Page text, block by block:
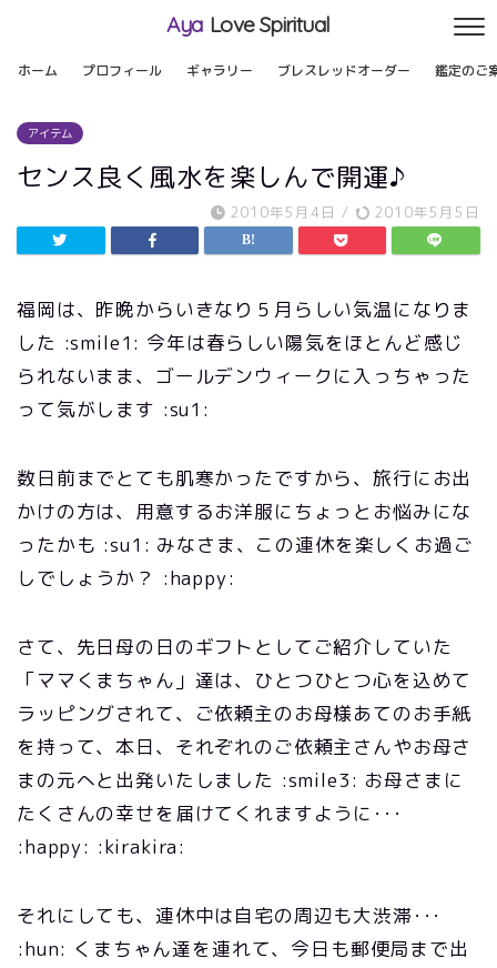
Aya Love Spiritual
ホーム プロフィール ギャラリー ブレスレッドオーダー 鑑定のご
アイテム
センス良く風水を楽しんで開運♪
2010年5月4日 / 2010年5月5日
福岡は、昨晩からいきなり５月らしい気温になりま
した :smile1: 今年は春らしい陽気をほとんど感じ
られないまま、ゴールデンウィークに入っちゃった
って気がします :su1:
数日前までとても肌寒かったですから、旅行にお出
かけの方は、用意するお洋服にちょっとお悩みにな
ったかも :su1: みなさま、この連休を楽しくお過ご
しでしょうか？ :happy:
さて、先日母の日のギフトとしてご紹介していた
「ママくまちゃん」達は、ひとつひとつ心を込めて
ラッピングされて、ご依頼主のお母様あてのお手紙
を持って、本日、それぞれのご依頼主さんやお母さ
まの元へと出発いたしました :smile3: お母さまに
たくさんの幸せを届けてくれますように･･･
:happy: :kirakira:
それにしても、連休中は自宅の周辺も大渋滞･･･
:hun: くまちゃん達を連れて、今日も郵便局まで出